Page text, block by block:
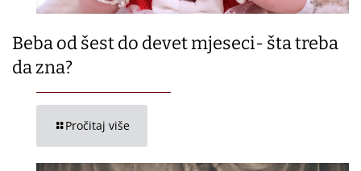
Beba od šest do devet mjeseci- šta treba
da zna?
Pročitaj više